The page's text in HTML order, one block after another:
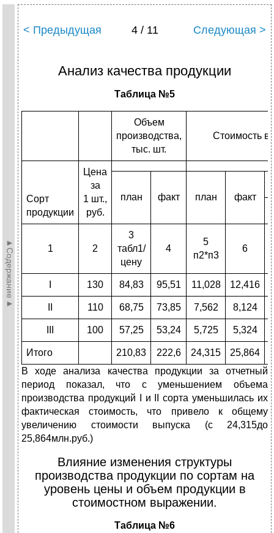
►Содержание►
< Предыдущая 4 / 11 Следующая >
Анализ качества продукции
Таблица №5
Объем
производства,
тыс. шт.
Стоимость
Сорт
продукции
Цена
за
1 шт.,
руб.
план факт план факт
1 2
3
табл1/
цену
4
5
п2*п3
6
130 84,83 95,51 11,028 12,416
110 68,75 73,85 7,562 8,124
100 57,25 53,24 5,725 5,324
Итого 210,83 222,6 24,315
25,864
В ходе анализа качества продукции за отчетный
период показал, что с уменьшением объема
производства продукций I и II сорта уменьшилась их
фактическая стоимость, что привело к общему
увеличению стоимости выпуска (с 24,315до
25,864млн.руб.)
Влияние изменения структуры
производства продукции по сортам на
уровень цены и объем продукции в
стоимостном выражении.
Таблица №6